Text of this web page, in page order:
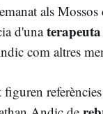
als
d'una
com altres